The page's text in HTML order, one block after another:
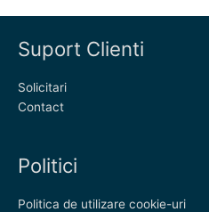
Suport Clienti
Solicitari
Contact
Politici
Politica de utilizare cookie-uri